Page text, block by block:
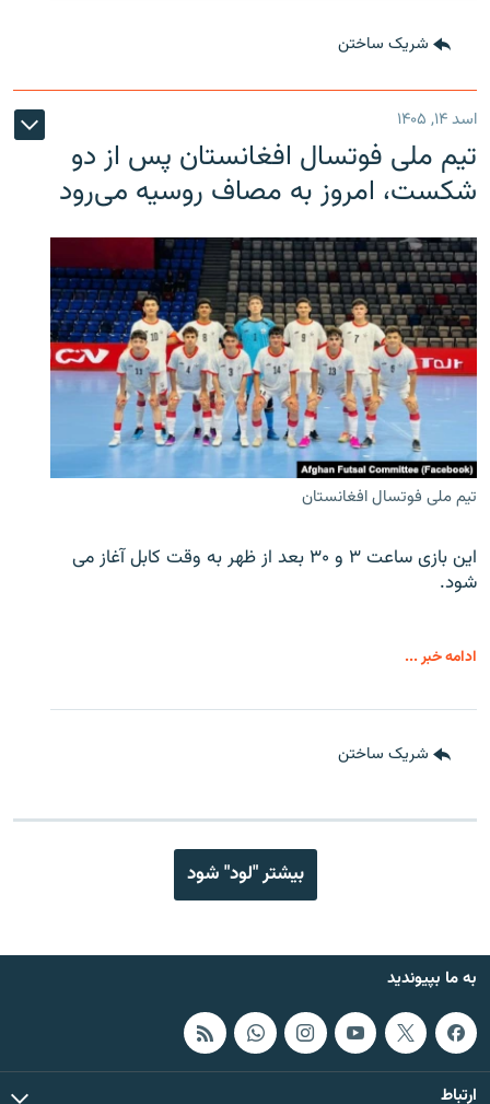
شریک ساختن
اسد ۱۴, ۱۴۰۵
تیم ملی فوتسال افغانستان پس از دو
شکست، امروز به مصاف روسیه می‌رود
تیم ملی فوتسال افغانستان
این بازی ساعت ۳ و ۳۰ بعد از ظهر به وقت کابل آغاز می
شود.
ادامه خبر ...
شریک ساختن
بیشتر "لود" شود
به ما بپیوندید
ارتباط